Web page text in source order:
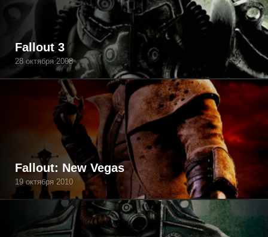
Fallout 3
28 октября 2008
Fallout: New Vegas
19 октября 2010